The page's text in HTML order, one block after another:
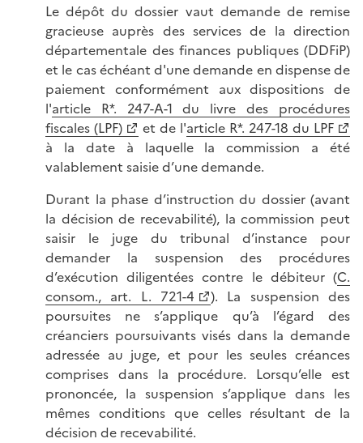
Le dépôt du dossier vaut demande de remise
gracieuse auprès des services de la direction
départementale des finances publiques (DDFiP)
et le cas échéant d'une demande en dispense de
paiement conformément aux dispositions de
l'article R*. 247-A-1 du livre des procédures
fiscales (LPF)
et de l'article R*. 247-18 du LPF
à la date à laquelle la commission a été
valablement saisie d’une demande.
Durant la phase d’instruction du dossier (avant
la décision de recevabilité), la commission peut
saisir le juge du tribunal d’instance pour
demander la suspension des procédures
d’exécution diligentées contre le débiteur (C.
consom., art. L. 721-4
). La suspension des
poursuites ne s’applique qu’à l’égard des
créanciers poursuivants visés dans la demande
adressée au juge, et pour les seules créances
comprises dans la procédure. Lorsqu’elle est
prononcée, la suspension s’applique dans les
mêmes conditions que celles résultant de la
décision de recevabilité.